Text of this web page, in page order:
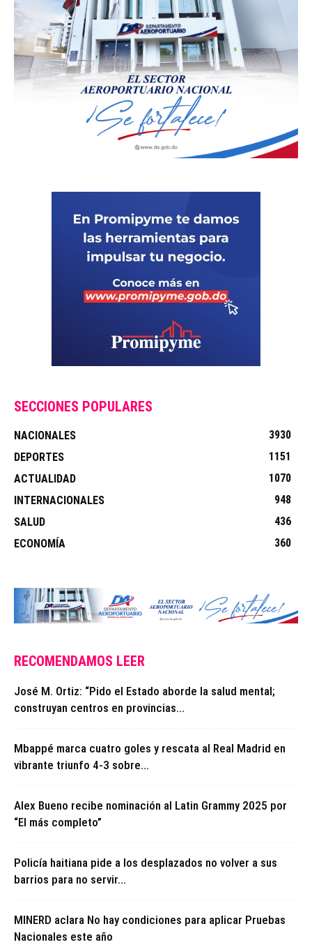
SECCIONES POPULARES
NACIONALES
3930
DEPORTES
1151
ACTUALIDAD
1070
INTERNACIONALES
948
SALUD
436
ECONOMÍA
360
RECOMENDAMOS LEER
José M. Ortiz: “Pido el Estado aborde la salud mental;
construyan centros en provincias...
Mbappé marca cuatro goles y rescata al Real Madrid en
vibrante triunfo 4-3 sobre...
Alex Bueno recibe nominación al Latin Grammy 2025 por
“El más completo”
Policía haitiana pide a los desplazados no volver a sus
barrios para no servir...
MINERD aclara No hay condiciones para aplicar Pruebas
Nacionales este año